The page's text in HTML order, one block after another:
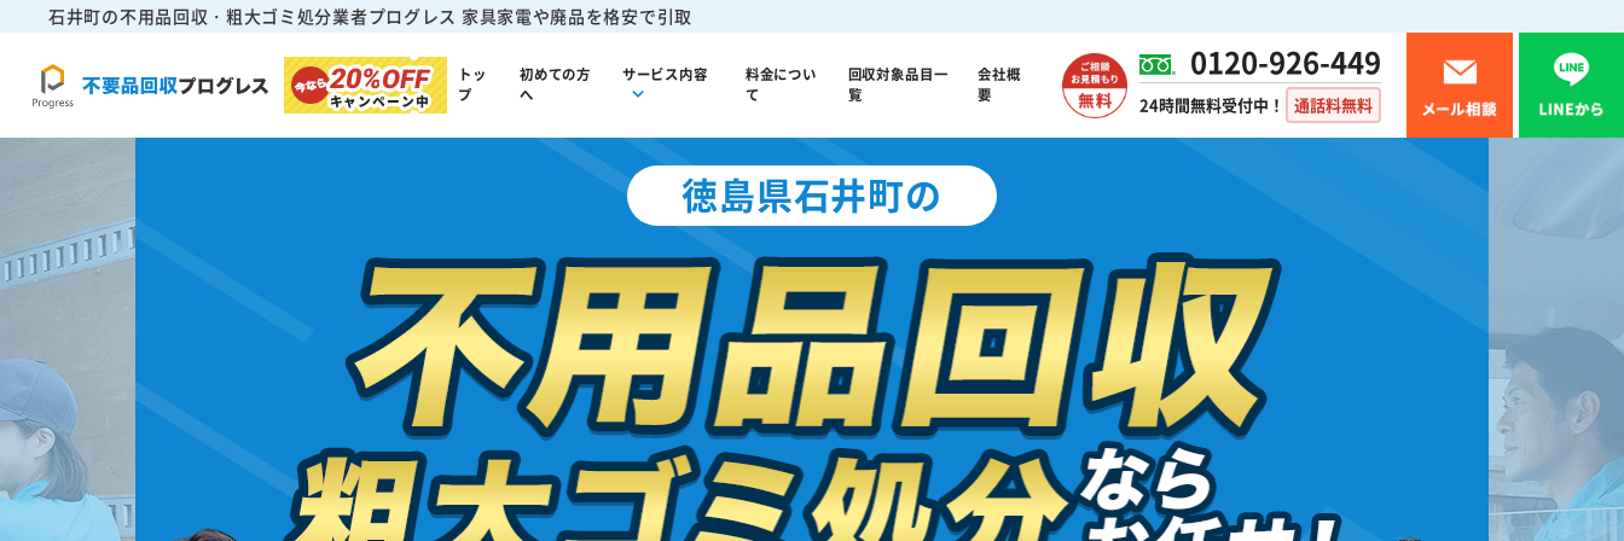
石井町の不用品回収・粗大ゴミ処分業者プログレス 家具家電や廃品を格安で引取
20%OFF
キャンペーン中
トッ
プ
初めての方
へ
サービス内容
料金につい
て
回収対象品目一
覧
会社概
要
0120-926-449
24時間無料受付中！ 通話料無料
徳島県石井町の